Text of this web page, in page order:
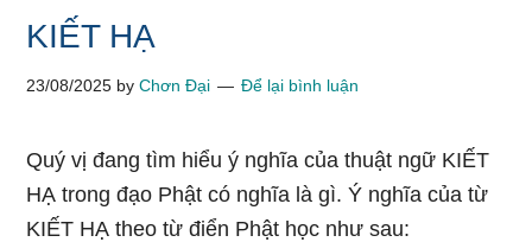
KIẾT HẠ
23/08/2025 byChơn Đại Để lại bình luận
Quý vị đang tìm hiểu ý nghĩa của thuật ngữ KIẾT
HẠ trong đạo Phật có nghĩa là gì. Ý nghĩa của từ
KIẾT HẠ theo từ điển Phật học như sau: